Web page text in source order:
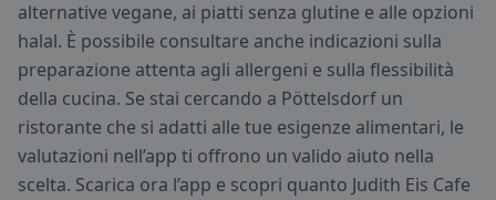
alternative vegane, ai piatti senza glutine e alle opzioni
halal. È possibile consultare anche indicazioni sulla
preparazione attenta agli allergeni e sulla flessibilità
della cucina. Se stai cercando a Pöttelsdorf un
ristorante che si adatti alle tue esigenze alimentari, le
valutazioni nell’app ti offrono un valido aiuto nella
scelta. Scarica ora l’app e scopri quanto Judith Eis Cafe